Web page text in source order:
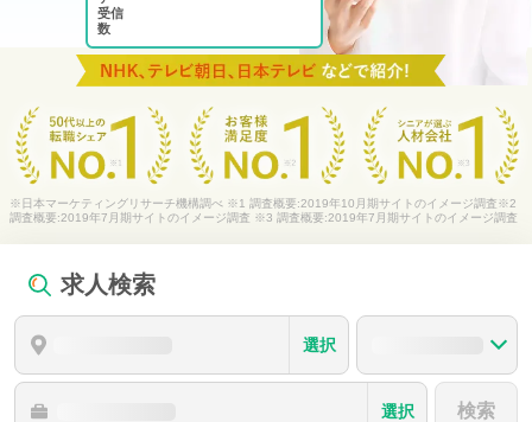
※日本マーケティングリサーチ機構調べ ※1 調査概要:2019年10月期サイトのイメージ調査※2
調査概要:2019年7月期サイトのイメージ調査 ※3 調査概要:2019年7月期サイトのイメージ調査
求人検索
選択
選択 検索